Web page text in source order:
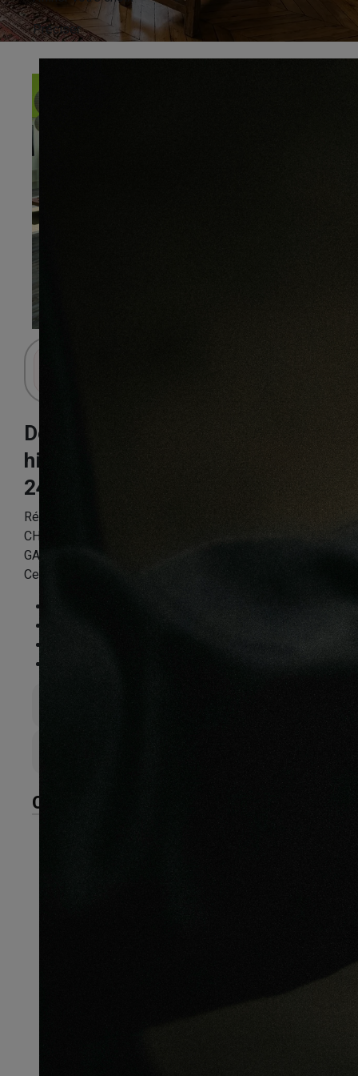
Préciser
Decoart chêne
highland titane
244X10X1845mm
Référence:
CHENE STRATIFIE DECOART HIGHLAND TITANE –
GAMME AMSTERDAM – 1845mmX244mmX10mm –
Certifié FSC Mix Credit
CARACTÉRISTIQUES